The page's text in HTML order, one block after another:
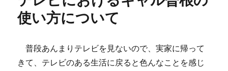
使い方について
普段あんまりテレビを見ないので、実家に帰って
きて、テレビのある生活に戻ると色んなことを感じ